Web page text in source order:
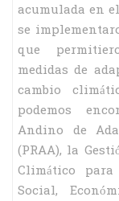
acumulada en
se
que
medidas de
cambio
podemos
Andino de
(PRAA), la
Climático
Social,